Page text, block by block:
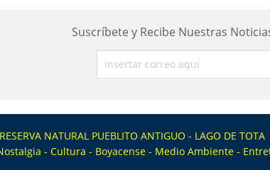
Suscríbete y Recibe Nuestras
RESERVA NATURAL PUEBLITO ANTIGUO - LAGO DE TOTA
- Cultura - Boyacense - Medio Ambiente -